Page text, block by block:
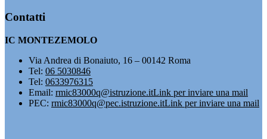
Contatti
IC MONTEZEMOLO
Via Andrea di Bonaiuto, 16 – 00142 Roma
Tel: 06 5030846
Tel: 0633976315
Email: rmic83000q@istruzione.itLink per inviare una mail
PEC: rmic83000q@pec.istruzione.itLink per inviare una mail